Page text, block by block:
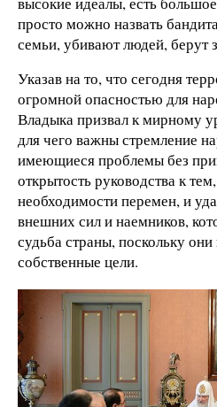
просто можно назвать
семьи, убивают людей, берут
Указав на то, что сегодня
огромной опасностью для
Владыка призвал к мирному
для чего важны стремление
имеющиеся проблемы без
открытость руководства к
необходимости перемен, и
внешних сил и наемников,
судьба страны, поскольку
собственные цели.